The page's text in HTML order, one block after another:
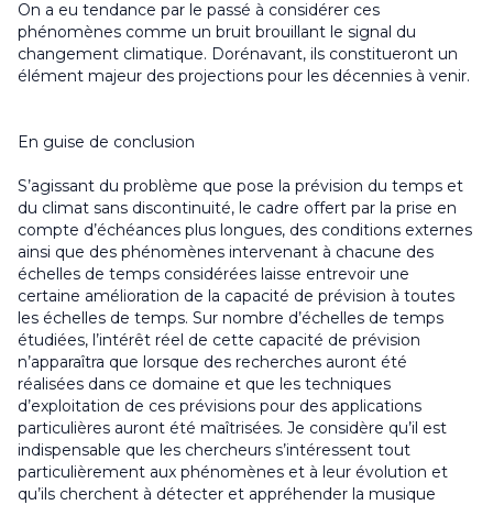
On a eu tendance par le passé à considérer ces
phénomènes comme un bruit brouillant le signal du
changement climatique. Dorénavant, ils constitueront un
élément majeur des projections pour les décennies à venir.
En guise de conclusion
S’agissant du problème que pose la prévision du temps et
du climat sans discontinuité, le cadre offert par la prise en
compte d’échéances plus longues, des conditions externes
ainsi que des phénomènes intervenant à chacune des
échelles de temps considérées laisse entrevoir une
certaine amélioration de la capacité de prévision à toutes
les échelles de temps. Sur nombre d’échelles de temps
étudiées, l’intérêt réel de cette capacité de prévision
n’apparaîtra que lorsque des recherches auront été
réalisées dans ce domaine et que les techniques
d’exploitation de ces prévisions pour des applications
particulières auront été maîtrisées. Je considère qu’il est
indispensable que les chercheurs s’intéressent tout
particulièrement aux phénomènes et à leur évolution et
qu’ils cherchent à détecter et appréhender la musique